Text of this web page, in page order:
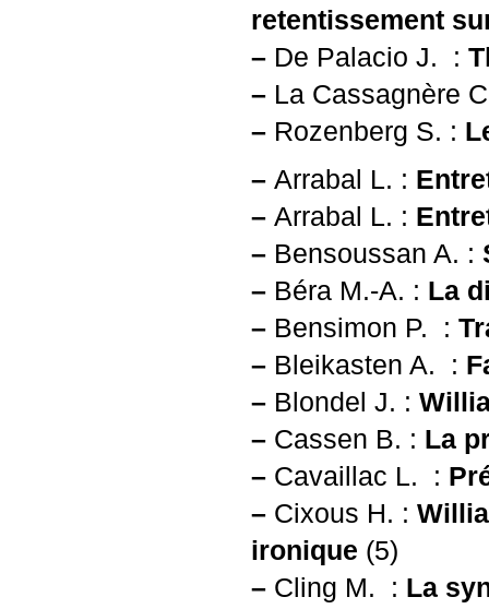
retentissement
– De Palacio J. :
– La Cassagnère
– Rozenberg S. :
– Arrabal L. :
– Arrabal L. :
– Bensoussan A. :
– Béra M.-A. : La
– Bensimon P. :
– Bleikasten A. :
– Blondel J. :
– Cassen B. : La
– Cavaillac L. :
– Cixous H. :
ironique (5)
– Cling M. : La